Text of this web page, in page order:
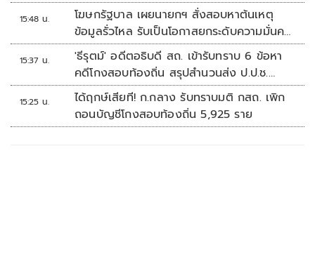
15:48 น.
โฆษกรัฐบาล เผยนายกฯ สั่งสอบหาต้นเหตุ
ข้อมูลรั่วไหล รับเป็นโอกาสยกระดับความมั่นคง
ปลอดภัยข้อมูลภาครัฐทั้งระบบ
15:37 น.
'ธีรุตม์' อดีตอธิบดี สถ. เข้ารับทราบ 6 ข้อหา
คดีโกงสอบท้องถิ่น สรุปสำนวนส่ง ป.ป.ช.
สัปดาห์หน้า
15:25 น.
ได้ฤกษ์เสียที! ก.กลาง รับทราบมติ กสถ. เพิก
ถอนบัญชีโกงสอบท้องถิ่น 5,925 ราย